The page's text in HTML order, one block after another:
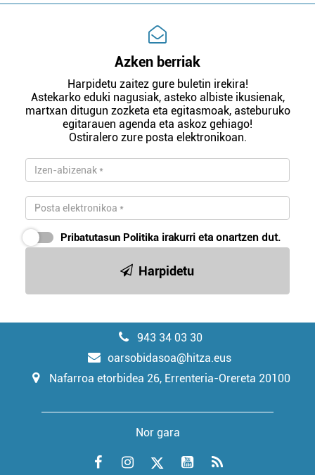
Azken berriak
Harpidetu zaitez gure buletin irekira!
Astekarko eduki nagusiak, asteko albiste ikusienak,
martxan ditugun zozketa eta egitasmoak, asteburuko
egitarauen agenda eta askoz gehiago!
Ostiralero zure posta elektronikoan.
Pribatutasun Politika irakurri eta onartzen dut.
Harpidetu
943 34 03 30
oarsobidasoa@hitza.eus
Nafarroa etorbidea 26, Errenteria-Orereta 20100
Nor gara